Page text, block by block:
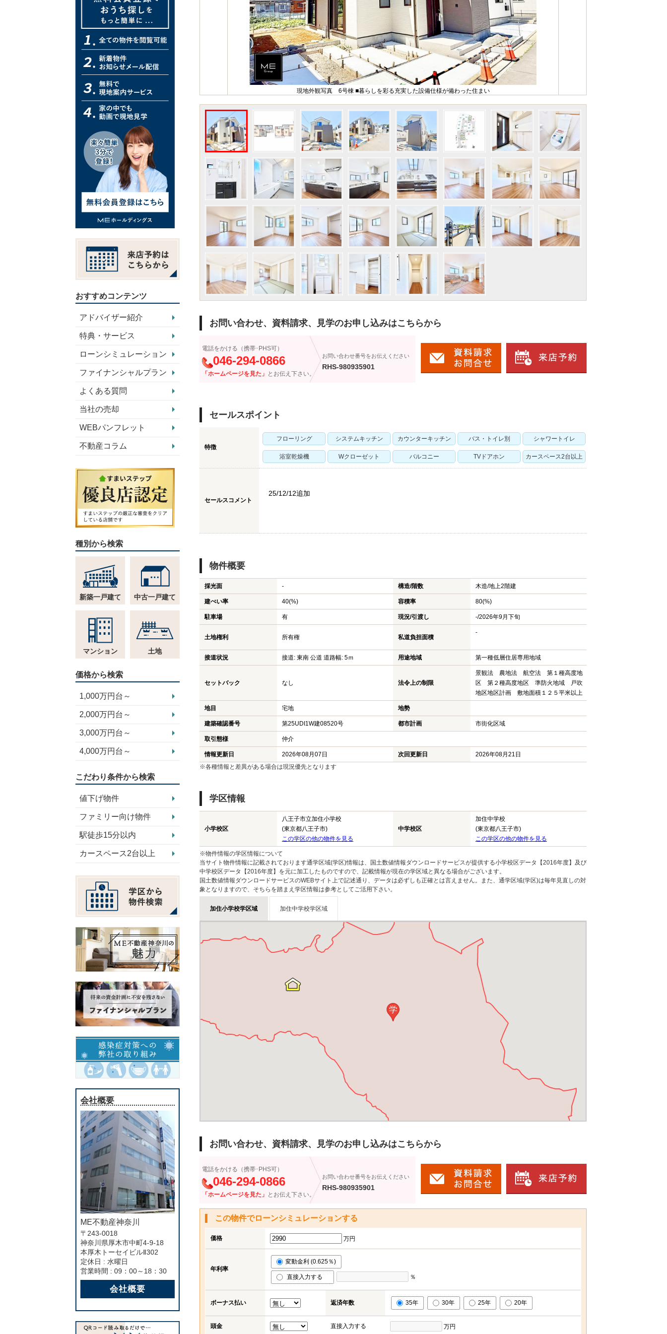
現地外観写真 6号棟 ■暮らしを彩る充実した設備仕様が備わった住まい
お問い合わせ、資料請求、見学のお申し込みはこちらから
電話をかける（携帯･PHS可）
046-294-0866
「ホームページを見た」 とお伝え下さい。
お問い合わせ番号をお伝えください
RHS-980935901
セールスポイント
特徴
フローリング システムキッチン カウンターキッチン バス・トイレ別 シャワートイレ
浴室乾燥機 Wクローゼット バルコニー TVドアホン カースペース2台以上
セールスコメント
25/12/12追加
物件概要
採光面 - 構造/階数 木造/地上2階建
建ぺい率 40(%) 容積率 80(%)
駐車場 有 現況/引渡し -/2026年9月下旬
土地権利 所有権 私道負担面積
-
接道状況 接道: 東南 公道 道路幅: 5ｍ 用途地域 第一種低層住居専用地域
セットバック なし 法令上の制限
景観法 農地法 航空法 第１種高度地
区 第２種高度地区 準防火地域 戸吹
地区地区計画 敷地面積１２５平米以上
地目 宅地 地勢
建築確認番号 第25UDI1W建08520号 都市計画 市街化区域
取引態様 仲介
情報更新日 2026年08月07日 次回更新日
2026年08月21日
※各種情報と差異がある場合は現況優先となります
学区情報
小学校区
八王子市立加住小学校
(東京都八王子市)
この学区の他の物件を見る
中学校区
加住中学校
(東京都八王子市)
この学区の他の物件を見る
※物件情報の学区情報について
当サイト物件情報に記載されております通学区域(学区)情報は、国土数値情報ダウンロードサービスが提供する小学校区データ【2016年度】及び
中学校区データ【2016年度】を元に加工したものですので、記載情報が現在の学区域と異なる場合がございます。
国土数値情報ダウンロードサービスのWEBサイト上で記述通り、データは必ずしも正確とは言えません。また、通学区域(学区)は毎年見直しの対
象となりますので、そちらを踏まえ学区情報は参考としてご活用下さい。
加住小学校学区域 加住中学校学区域
学
お問い合わせ、資料請求、見学のお申し込みはこちらから
電話をかける（携帯･PHS可）
046-294-0866
「ホームページを見た」 とお伝え下さい。
お問い合わせ番号をお伝えください
RHS-980935901
この物件でローンシミュレーションする
価格 万円
年利率
変動金利 (0.625％)
直接入力する ％
ボーナス払い 返済年数 35年 30年 25年 20年
頭金 直接入力する 万円
おすすめコンテンツ
アドバイザー紹介
特典・サービス
ローンシミュレーション
ファイナンシャルプラン
よくある質問
当社の売却
WEBパンフレット
不動産コラム
種別から検索
新築一戸建て 中古一戸建て
マンション 土地
価格から検索
1,000万円台～
2,000万円台～
3,000万円台～
4,000万円台～
こだわり条件から検索
値下げ物件
ファミリー向け物件
駅徒歩15分以内
カースペース2台以上
会社概要
ME不動産神奈川
〒243-0018
神奈川県厚木市中町4-9-18
本厚木トーセイビルⅡ302
定休日 : 水曜日
営業時間 : 09：00～18：30
会社概要